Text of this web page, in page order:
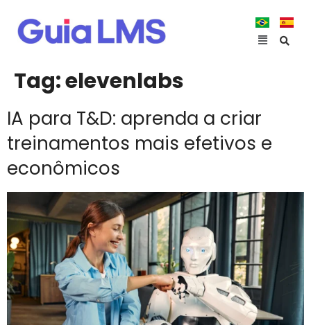
Tag:elevenlabs
IA para T&D: aprenda a criar
treinamentos mais efetivos e
econômicos